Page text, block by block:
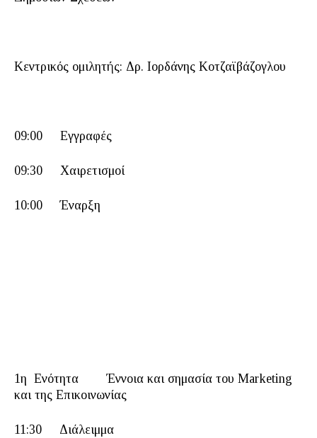
Κεντρικός ομιλητής: Δρ. Ιορδάνης Κοτζαϊβάζογλου
09:00 Εγγραφές
09:30 Χαιρετισμοί
10:00 Έναρξη
1η Ενότητα Έννοια και σημασία του Marketing
και της Επικοινωνίας
11:30 Διάλειμμα